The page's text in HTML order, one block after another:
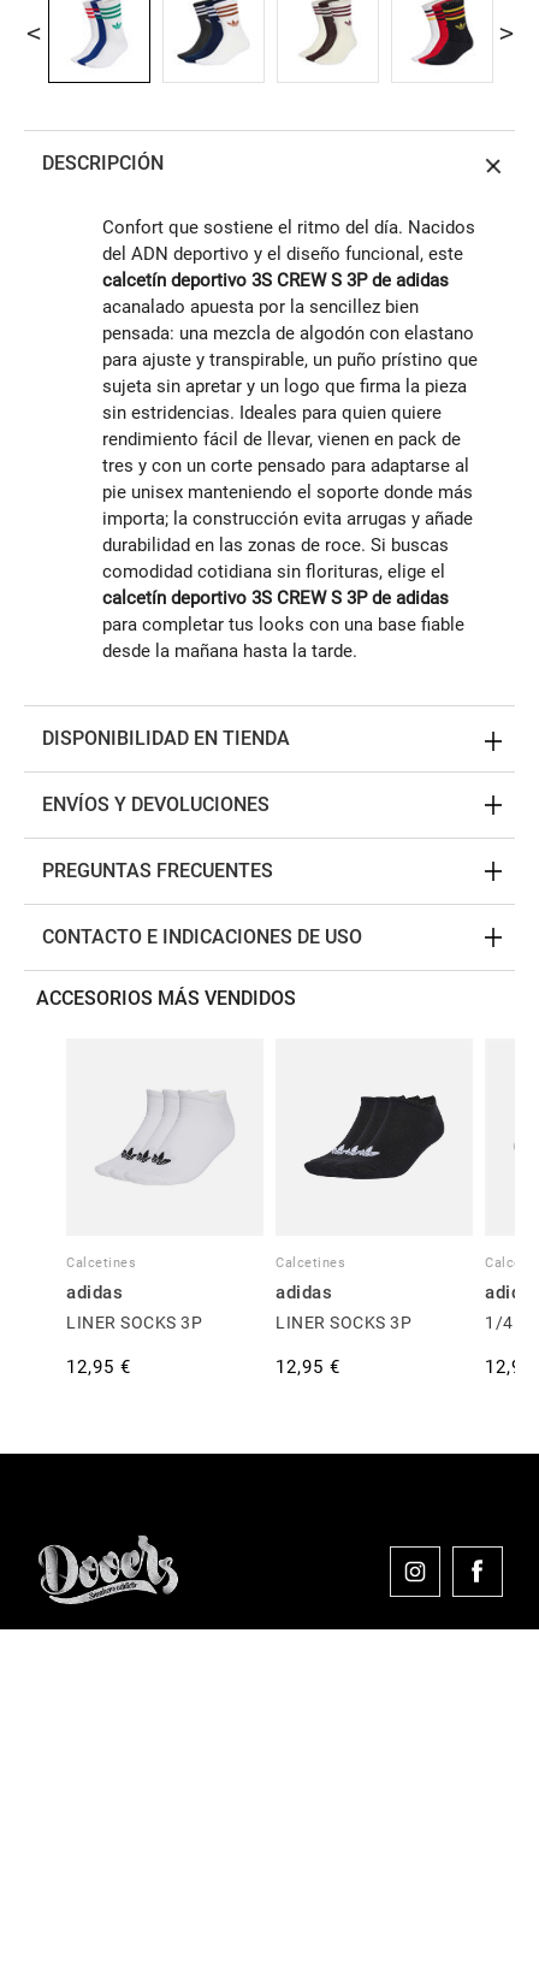
DESCRIPCIÓN
Confort que sostiene el ritmo del día. Nacidos
del ADN deportivo y el diseño funcional, este
calcetín deportivo 3S CREW S 3P de adidas
acanalado apuesta por la sencillez bien
pensada: una mezcla de algodón con elastano
para ajuste y transpirable, un puño prístino que
sujeta sin apretar y un logo que firma la pieza
sin estridencias. Ideales para quien quiere
rendimiento fácil de llevar, vienen en pack de
tres y con un corte pensado para adaptarse al
pie unisex manteniendo el soporte donde más
importa; la construcción evita arrugas y añade
durabilidad en las zonas de roce. Si buscas
comodidad cotidiana sin florituras, elige el
calcetín deportivo 3S CREW S 3P de adidas
para completar tus looks con una base fiable
desde la mañana hasta la tarde.
DISPONIBILIDAD EN TIENDA
ENVÍOS Y DEVOLUCIONES
PREGUNTAS FRECUENTES
CONTACTO E INDICACIONES DE USO
ACCESORIOS MÁS VENDIDOS
Calcetines
adidas
LINER SOCKS 3P
12,95 €
Calcetines
adidas
LINER SOCKS 3P
12,95 €
1/4
12,95